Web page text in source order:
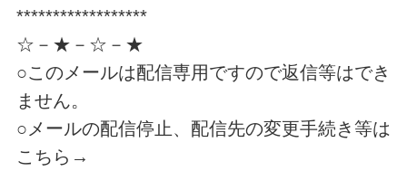
******************
☆－★－☆－★
○このメールは配信専用ですので返信等はでき
ません。
○メールの配信停止、配信先の変更手続き等は
こちら→